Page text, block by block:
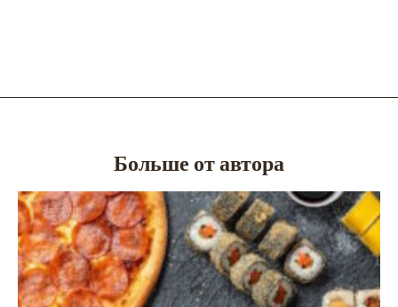
Больше от автора